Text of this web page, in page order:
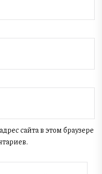
сайта в этом браузере